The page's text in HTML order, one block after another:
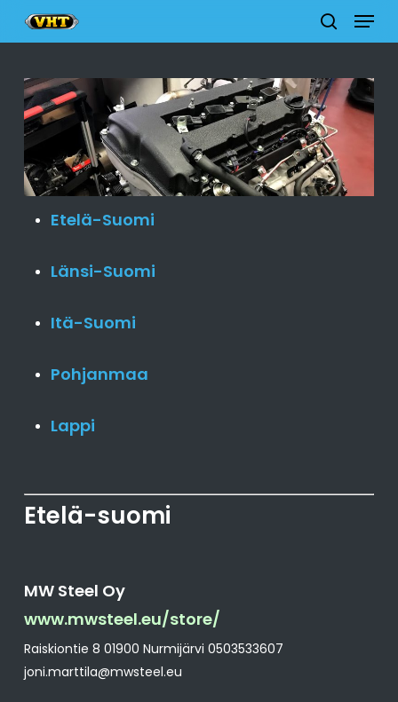
content
search
Menu
Etelä-Suomi
Länsi-Suomi
Itä-Suomi
Pohjanmaa
Lappi
Etelä-suomi
MW Steel Oy
www.mwsteel.eu/store/
Raiskiontie 8 01900 Nurmijärvi 0503533607
joni.marttila@mwsteel.eu
Menu